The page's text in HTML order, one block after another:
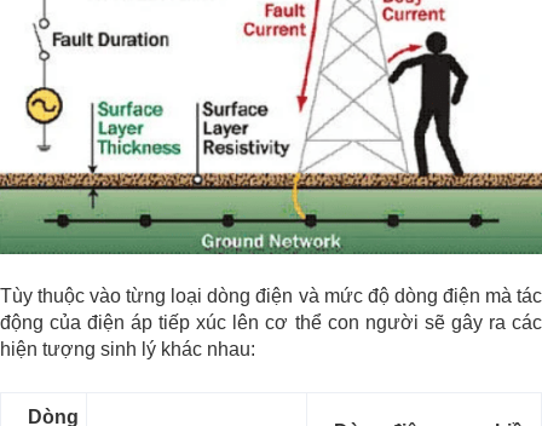
Tùy thuộc vào từng loại dòng điện và mức độ dòng điện mà tác
động của điện áp tiếp xúc lên cơ thể con người sẽ gây ra các
hiện tượng sinh lý khác nhau:
Dòng